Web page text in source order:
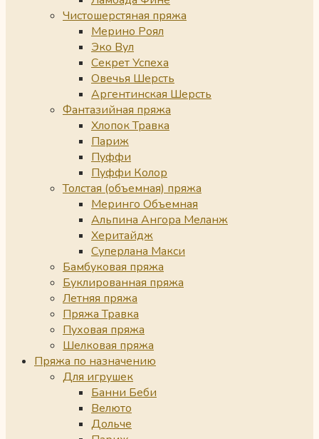
Чистошерстяная пряжа
Мерино Роял
Эко Вул
Секрет Успеха
Овечья Шерсть
Аргентинская Шерсть
Фантазийная пряжа
Хлопок Травка
Париж
Пуффи
Пуффи Колор
Толстая (объемная) пряжа
Меринго Объемная
Альпина Ангора Меланж
Херитайдж
Суперлана Макси
Бамбуковая пряжа
Буклированная пряжа
Летняя пряжа
Пряжа Травка
Пуховая пряжа
Шелковая пряжа
Пряжа по назначению
Для игрушек
Банни Беби
Велюто
Дольче